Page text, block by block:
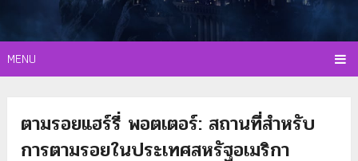
MENU
ตามรอยแฮร์รี่ พอตเตอร์: สถานที่สำหรับ
การตามรอยในประเทศสหรัฐอเมริกา